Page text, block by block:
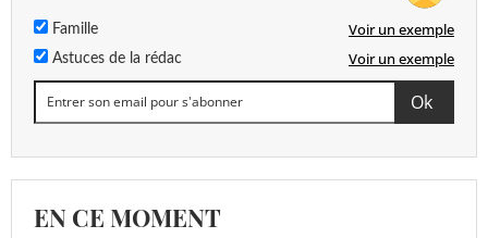
Famille Voir un exemple
Astuces de la rédac Voir un exemple
EN CE MOMENT